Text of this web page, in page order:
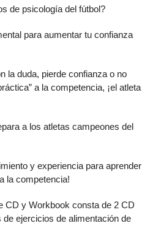
de psicología del fútbol?
para aumentar tu confianza
la duda, pierde confianza o no
a la competencia, ¡el atleta
a los atletas campeones del
y experiencia para aprender
la competencia!
CD y Workbook consta de 2 CD
ejercicios de alimentación de